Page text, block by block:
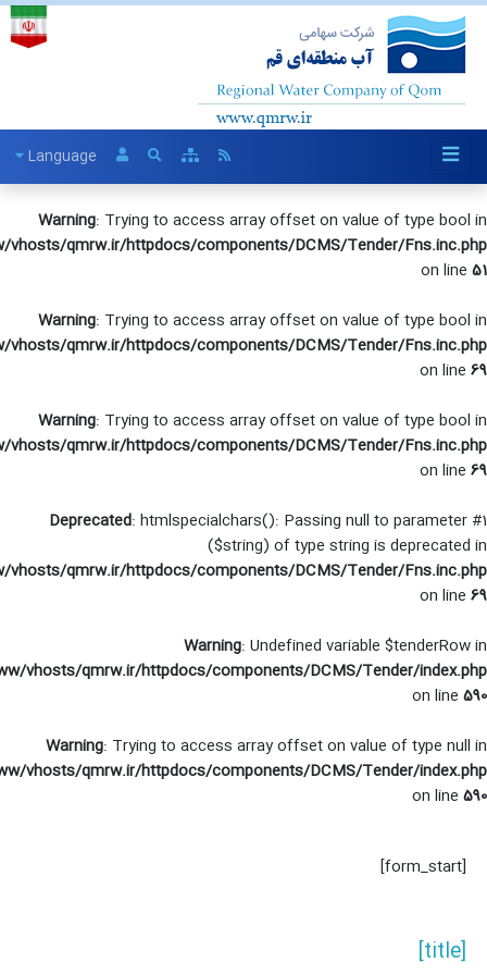
Language
Warning: Trying to access array offset on value of
/var/www/vhosts/qmrw.ir/httpdocs/components/DCMS/Tender/
Warning: Trying to access array offset on value of
/var/www/vhosts/qmrw.ir/httpdocs/components/DCMS/Tender/
Warning: Trying to access array offset on value of
/var/www/vhosts/qmrw.ir/httpdocs/components/DCMS/Tender/
Deprecated: htmlspecialchars(): Passing null to
($string) of type string is
/var/www/vhosts/qmrw.ir/httpdocs/components/DCMS/Tender/
Warning: Undefined variable
/var/www/vhosts/qmrw.ir/httpdocs/components/DCMS/Tender/
Warning: Trying to access array offset on value of
/var/www/vhosts/qmrw.ir/httpdocs/components/DCMS/Tender/